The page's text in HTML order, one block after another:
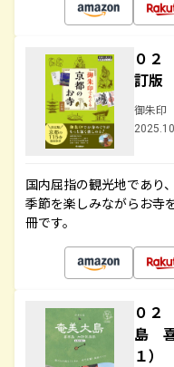
０２
訂版
御朱印
国内屈指の観光地であり
季節を楽しみながらお寺
冊です。
０
島
１）